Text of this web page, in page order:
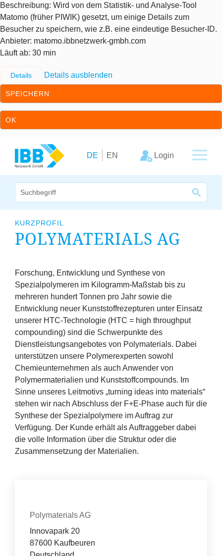
Beschreibung: Wird von dem Statistik- und Analyse-Tool
Matomo (früher PIWIK) gesetzt, um einige Details zum
Besucher zu speichern, wie z.B. eine eindeutige Besucher-ID.
Anbieter: matomo.ibbnetzwerk-gmbh.com
Läuft ab: 30 min
Details Details ausblenden
SPEICHERN
OK
DE EN Login
Unternehmen
Leistungsangebot
Arbeitskreise
Erfolge
Fördermöglichkeiten
Presse
Aktuelles
KURZPROFIL
POLYMATERIALS AG
Forschung, Entwicklung und Synthese von
Spezialpolymeren im Kilogramm-Maßstab bis zu
mehreren hundert Tonnen pro Jahr sowie die
Entwicklung neuer Kunststoffrezepturen unter Einsatz
unserer HTC-Technologie (HTC = high throughput
compounding) sind die Schwerpunkte des
Dienstleistungsangebotes von Polymaterials. Dabei
unterstützen unsere Polymerexperten sowohl
Chemieunternehmen als auch Anwender von
Polymermaterialien und Kunststoffcompounds. Im
Sinne unseres Leitmotivs „turning ideas into materials“
stehen wir nach Abschluss der F+E‑Phase auch für die
Synthese der Spezialpolymere im Auftrag zur
Verfügung. Der Kunde erhält als Auftraggeber dabei
die volle Information über die Struktur oder die
Zusammensetzung der Materialien.
Organisation
Polymaterials AG
Innovapark 20
87600 Kaufbeuren